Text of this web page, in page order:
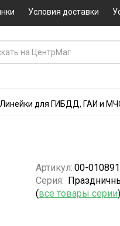
Условия доставки
Линейки для ГИБДД, ГАИ и
Артикул: 00-
Серия:
(все товары серии)